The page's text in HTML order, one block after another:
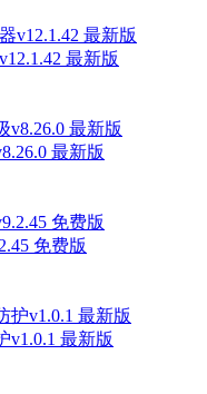
最新版
最新版
免费版
v1.0.1 最新版